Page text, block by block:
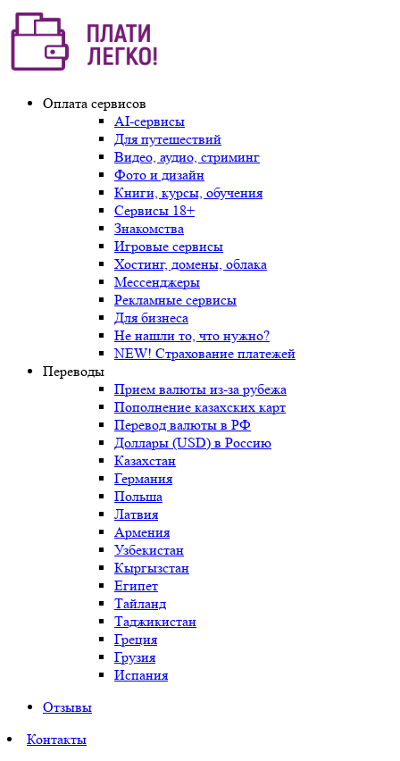
Оплата сервисов
AI-сервисы
Для путешествий
Видео, аудио, стриминг
Фото и дизайн
Книги, курсы, обучения
Сервисы 18+
Знакомства
Игровые сервисы
Хостинг, домены, облака
Мессенджеры
Рекламные сервисы
Для бизнеса
Не нашли то, что нужно?
NEW! Страхование платежей
Переводы
Прием валюты из-за рубежа
Пополнение казахских карт
Перевод валюты в РФ
Доллары (USD) в Россию
Казахстан
Германия
Польша
Латвия
Армения
Узбекистан
Кыргызстан
Египет
Тайланд
Таджикистан
Греция
Грузия
Испания
Отзывы
Контакты